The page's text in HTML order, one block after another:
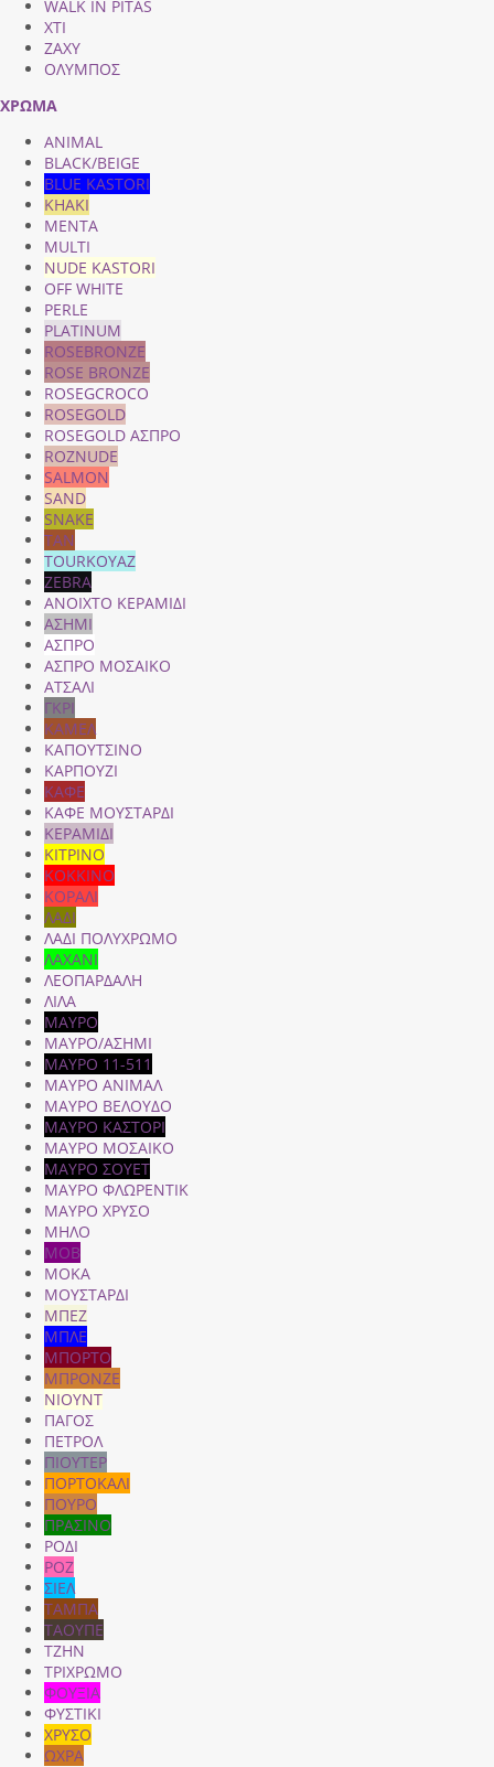
WALK IN PITAS
XTI
ZAXY
ΟΛΥΜΠΟΣ
ΧΡΩΜΑ
ANIMAL
BLACK/BEIGE
BLUE KASTORI
KHAKI
MENTA
MULTI
NUDE KASTORI
OFF WHITE
PERLE
PLATINUM
ROSEBRONZE
ROSE BRONZE
ROSEGCROCO
ROSEGOLD
ROSEGOLD ΑΣΠΡΟ
ROZNUDE
SALMON
SAND
SNAKE
TAN
TOURKOYAZ
ZEBRA
ΑΝΟΙΧΤΟ ΚΕΡΑΜΙΔΙ
ΑΣΗΜΙ
ΑΣΠΡΟ
ΑΣΠΡΟ ΜΟΣΑΙΚΟ
ΑΤΣΑΛΙ
ΓΚΡΙ
ΚΑΜΕΛ
ΚΑΠΟΥΤΣΙΝΟ
ΚΑΡΠΟΥΖΙ
ΚΑΦΕ
ΚΑΦΕ ΜΟΥΣΤΑΡΔΙ
ΚΕΡΑΜΙΔΙ
ΚΙΤΡΙΝΟ
ΚΟΚΚΙΝΟ
ΚΟΡΑΛΙ
ΛΑΔΙ
ΛΑΔΙ ΠΟΛΥΧΡΩΜΟ
ΛΑΧΑΝΙ
ΛΕΟΠΑΡΔΑΛΗ
ΛΙΛΑ
ΜΑΥΡΟ
ΜΑΥΡΟ/ΑΣΗΜΙ
ΜΑΥΡΟ 11-511
ΜΑΥΡΟ ΑΝΙΜΑΛ
ΜΑΥΡΟ ΒΕΛΟΥΔΟ
ΜΑΥΡΟ ΚΑΣΤΟΡΙ
ΜΑΥΡΟ ΜΟΣΑΙΚΟ
ΜΑΥΡΟ ΣΟΥΕΤ
ΜΑΥΡΟ ΦΛΩΡΕΝΤΙΚ
ΜΑΥΡΟ ΧΡΥΣΟ
ΜΗΛΟ
ΜΟΒ
ΜΟΚΑ
ΜΟΥΣΤΑΡΔΙ
ΜΠΕΖ
ΜΠΛΕ
ΜΠΟΡΤΟ
ΜΠΡΟΝΖΕ
ΝΙΟΥΝΤ
ΠΑΓΟΣ
ΠΕΤΡΟΛ
ΠΙΟΥΤΕΡ
ΠΟΡΤΟΚΑΛΙ
ΠΟΥΡΟ
ΠΡΑΣΙΝΟ
ΡΟΔΙ
ΡΟΖ
ΣΙΕΛ
ΤΑΜΠΑ
ΤΑΟΥΠΕ
ΤΖΗΝ
ΤΡΙΧΡΩΜΟ
ΦΟΥΞΙΑ
ΦΥΣΤΙΚΙ
ΧΡΥΣΟ
ΩΧΡΑ